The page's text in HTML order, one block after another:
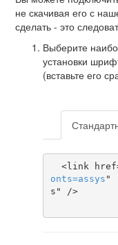
не скачивая его с
сделать - это
Выберите
установки
(вставьте его
<link
onts=assys "
s" />